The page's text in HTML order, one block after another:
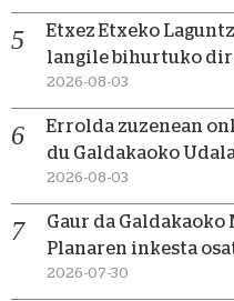
Etxez Etxeko
langile bihurtuko
2026-08-03
Errolda zuzenean
du Galdakaoko
2026-08-03
Gaur da
Planaren inkesta
2026-07-30